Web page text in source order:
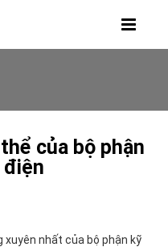
của bộ phận
nhất của bộ phận kỹ